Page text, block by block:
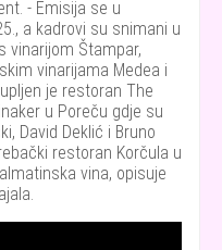
- Emisija se u
a kadrovi su snimani u
vinarijom Štampar,
vinarijama Medea i
je restoran The
u Poreču gdje su
David Deklić i Bruno
restoran Korčula u
vina, opisuje